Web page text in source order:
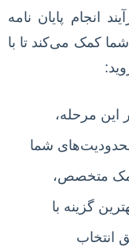
انجام پایان نامه
کمک می‌کند تا با
این مرحله،
شما
متخصص،
گزینه با
انتخاب